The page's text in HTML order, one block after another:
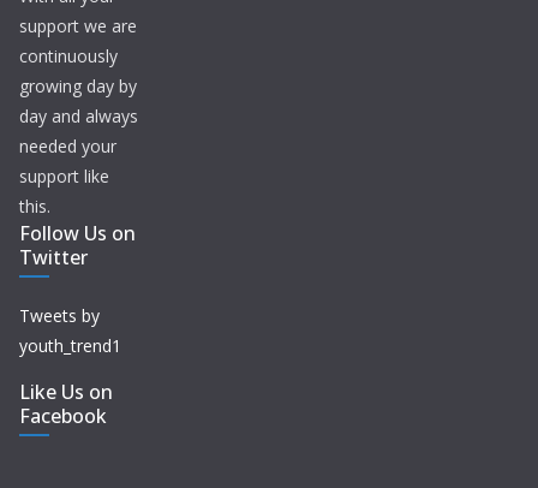
support we are
continuously
growing day by
day and always
needed your
support like
this.
Follow Us on
Twitter
Tweets by
youth_trend1
Like Us on
Facebook